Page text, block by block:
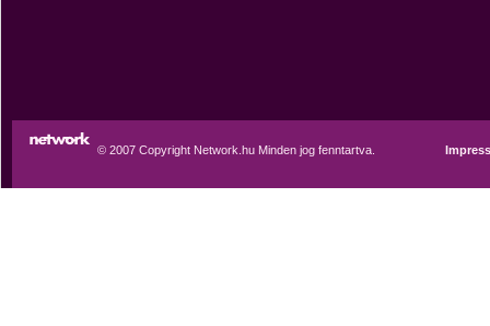
© 2007 Copyright Network.hu Minden jog fenntartva.